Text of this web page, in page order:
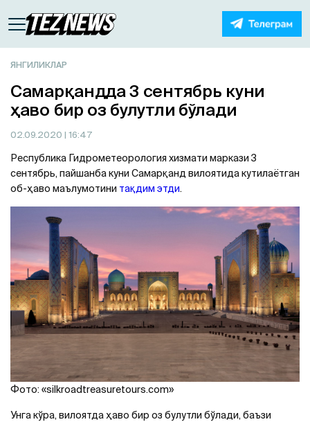
ЯНГИЛИКЛАР
Самарқандда 3 сентябрь куни
ҳаво бир оз булутли бўлади
02.09.2020 | 16:47
Республика Гидрометеорология хизмати маркази 3
сентябрь, пайшанба куни Самарқанд вилоятида кутилаётган
об-ҳаво маълумотини тақдим этди.
Фото: «silkroadtreasuretours.com»
Унга кўра, вилоятда ҳаво бир оз булутли бўлади, баъзи